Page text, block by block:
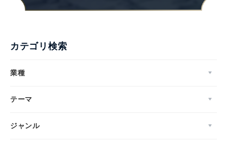
カテゴリ検索
業種
テーマ
ジャンル